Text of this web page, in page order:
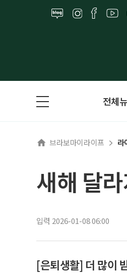
전체
브라보마이라이프 라
새해 달
입력 2026-01-08 06:00
[은퇴생활] 더 많이